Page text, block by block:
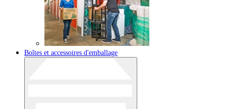
Boîtes et accessoires d'emballage